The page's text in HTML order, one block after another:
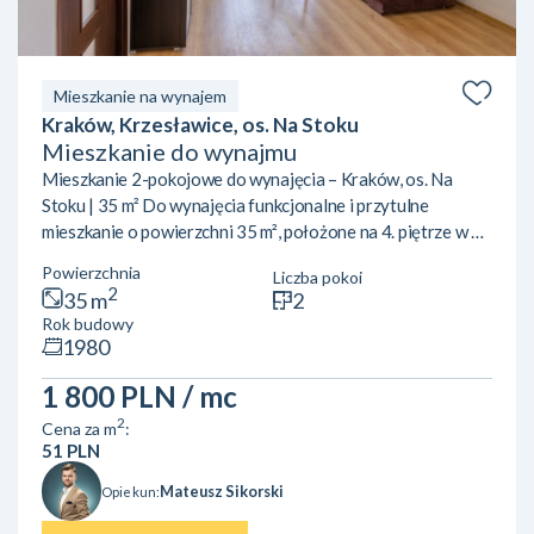
Mieszkanie na wynajem
Kraków, Krzesławice, os. Na Stoku
Mieszkanie do wynajmu
Mieszkanie 2-pokojowe do wynajęcia – Kraków, os. Na
Stoku | 35 m² Do wynajęcia funkcjonalne i przytulne
mieszkanie o powierzchni 35 m², położone na 4. piętrze w 4-
nie posiada windy. Lokal składa się z:dwóch niezależnych
pokoi,kuchni,łazienki,przedpokoju. Mieszkanie doskonale
sprawdzi się dla singla, pary lub dwóch osób pracujących
czy studiujących. Lokalizacja:Osiedle Na Stoku to spokojna,
zielona część Krakowa z dobrze rozwiniętą inf...
Powierzchnia
35 m2
Liczba pokoi
2
Rok budowy
1980
1 800 PLN / mc
Cena za m2:
51 PLN
Opiekun:Mateusz Sikorski